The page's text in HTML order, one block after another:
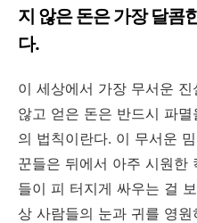
지 않은 돈은 가장 달콤
다.
이 세상에서 가장 무서운
않고 얻은 돈은 반드시 파
의 법칙이란다. 이 무서운
꾼들은 뒤에서 아주 시원한
들이 피 터지게 싸우는 걸
상 사람들의 눈과 귀를 영